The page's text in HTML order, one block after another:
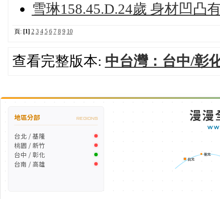
雪琳158.45.D.24歲 身材凹凸
頁: [1] 2 3 4 5 6 7 8 9 10
查看完整版本: 中台灣：台中/彰
地區分部 REGIONS
台北 / 基隆
桃園 / 新竹
台中 / 彰化
台南 / 高雄
漫漫
台北
新北